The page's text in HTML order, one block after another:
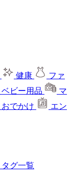
健康
ファ
ベビー用品
マ
おでかけ
エン
タグ一覧